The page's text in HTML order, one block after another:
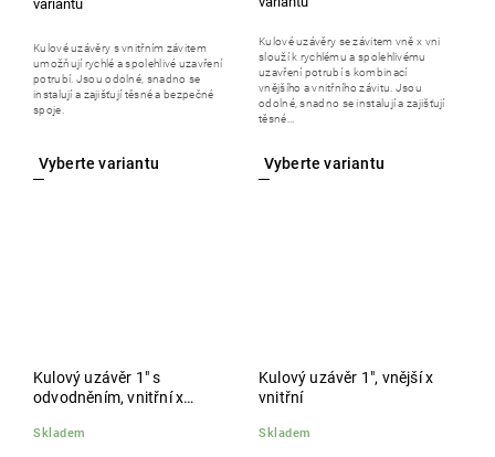
Kulové uzávěry s vnitřním závitem
umožňují rychlé a spolehlivé uzavření
potrubí. Jsou odolné, snadno se
instalují a zajišťují těsné a bezpečné
spoje.
Kulové uzávěry se závitem vně x vni
slouží k rychlému a spolehlivému
uzavření potrubí s kombinací
vnějšího a vnitřního závitu. Jsou
odolné, snadno se instalují a zajišťují
těsné...
Kulový uzávěr 1" s
odvodněním, vnitřní x
Skladem
Kulový uzávěr 1", vnější x
vnitřní
Skladem